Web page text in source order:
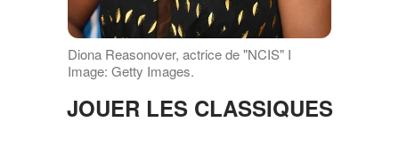
Diona Reasonover, actrice de "NCIS" I
Image: Getty Images.
JOUER LES CLASSIQUES